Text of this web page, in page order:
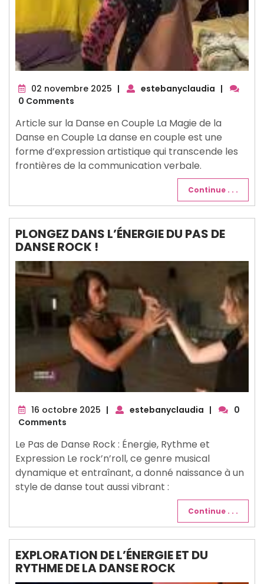
02 novembre 2025 02
| estebanyclaudia |
0 Comments
Article sur la Danse en Couple La Magie de la
Danse en Couple La danse en couple est une
forme d’expression artistique qui transcende les
frontières de la communication verbale.
Continue . . .
PLONGEZ DANS L’ÉNERGIE DU PAS DE
DANSE ROCK !
16 octobre 2025 16| estebanyclaudia |
0
Comments
Le Pas de Danse Rock : Énergie, Rythme et
Expression Le rock’n’roll, ce genre musical
dynamique et entraînant, a donné naissance à un
style de danse tout aussi vibrant :
Continue . . .
EXPLORATION DE L’ÉNERGIE ET DU
RYTHME DE LA DANSE ROCK